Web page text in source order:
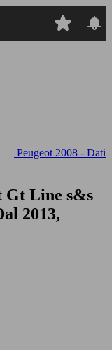
Peugeot 2008 - Dati
Gt Line s&s
2013,